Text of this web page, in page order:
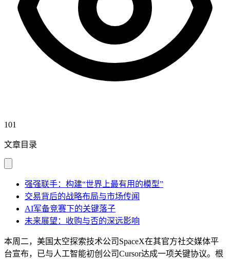
101
文章目录
强强联手：构建“世界上最有用的模型”
交易背后的战略布局与市场传闻
AI军备竞赛下的关键落子
未来展望：收购与否的深远影响
本周二，美国太空探索技术公司SpaceX在其官方社交媒体平
台宣布，已与人工智能初创公司Cursor达成一项关键协议。根